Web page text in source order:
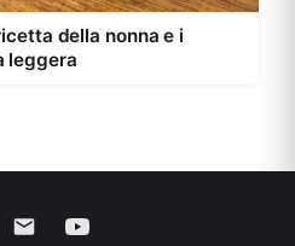
della nonna e i
leggera